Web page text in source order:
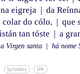
eigreja | da
colar do cólo, | que
tan tóste | a
Virgen santa há nome
Syllables IPA